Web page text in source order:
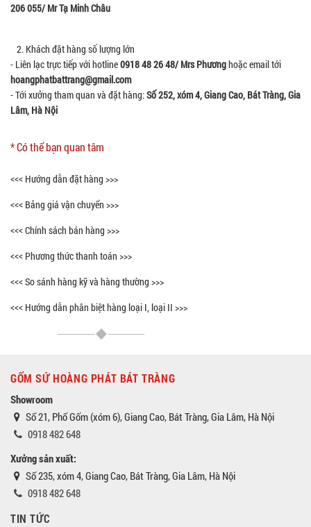
206 055/ Mr Tạ Minh Châu
2. Khách đặt hàng số lượng lớn
- Liên lạc trực tiếp với hotline0918 48 26 48/ Mrs Phươnghoặc email tới
hoangphatbattrang@gmail.com
- Tới xưởng tham quan và đặt hàng:Số 252, xóm 4, Giang Cao, Bát Tràng, Gia
Lâm, Hà Nội
* Có thể bạn quan tâm
<<< Hướng dẫn đặt hàng >>>
<<< Bảng giá vận chuyển >>>
<<< Chính sách bán hàng >>>
<<< Phương thức thanh toán >>>
<<< So sánh hàng kỹ và hàng thường >>>
<<< Hướng dẫn phân biệt hàng loại I, loại II >>>
GỐM SỨ HOÀNG PHÁT BÁT TRÀNG
Showroom
Số 21, Phố Gốm (xóm 6), Giang Cao, Bát Tràng, Gia Lâm, Hà Nội
0918 482 648
Xưởng sản xuất:
Số 235, xóm 4, Giang Cao, Bát Tràng, Gia Lâm, Hà Nội
0918 482 648
TIN TỨC